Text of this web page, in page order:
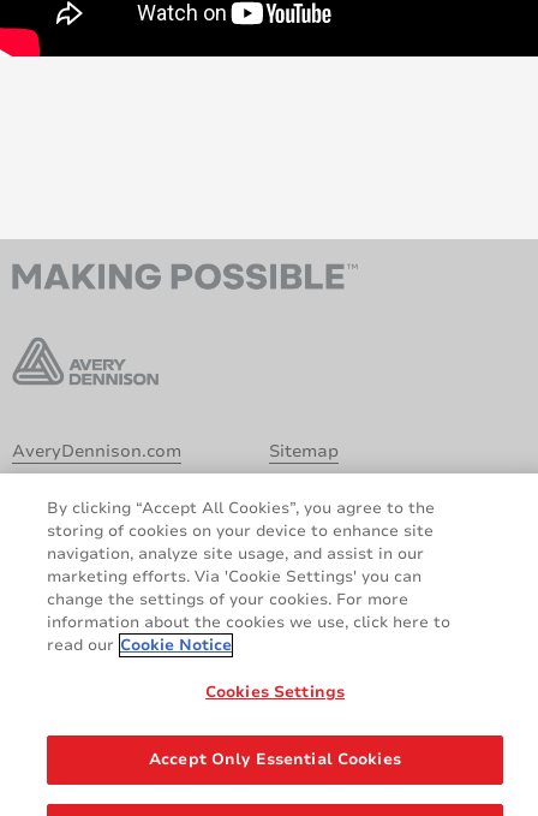
AveryDennison.com
Sitemap
Chi siamo
Informative legali e sulla
privacy
Politica relativa ai Cookie
Clausola di esclusione di
responsabilità
Dichiarazione GDPR
By clicking “Accept All Cookies”, you agree to the
storing of cookies on your device to enhance site
navigation, analyze site usage, and assist in our
marketing efforts. Via 'Cookie Settings' you can
change the settings of your cookies. For more
information about the cookies we use, click here to
read our Cookie Notice
Cookies Settings
Accept Only Essential Cookies